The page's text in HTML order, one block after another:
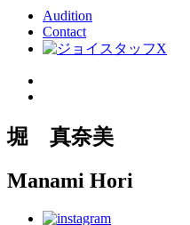
Audition
Contact
堀 真奈美
Manami Hori